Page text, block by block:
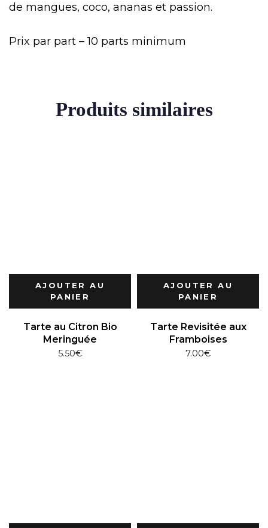
de mangues, coco, ananas et passion.
Prix par part – 10 parts minimum
Produits similaires
AJOUTER AU
PANIER
Tarte au Citron Bio
Meringuée
5.50€
AJOUTER AU
PANIER
Tarte Revisitée aux
Framboises
7.00€